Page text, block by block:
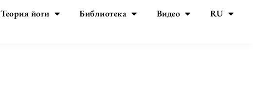
Теория йоги Библиотека Видео RU